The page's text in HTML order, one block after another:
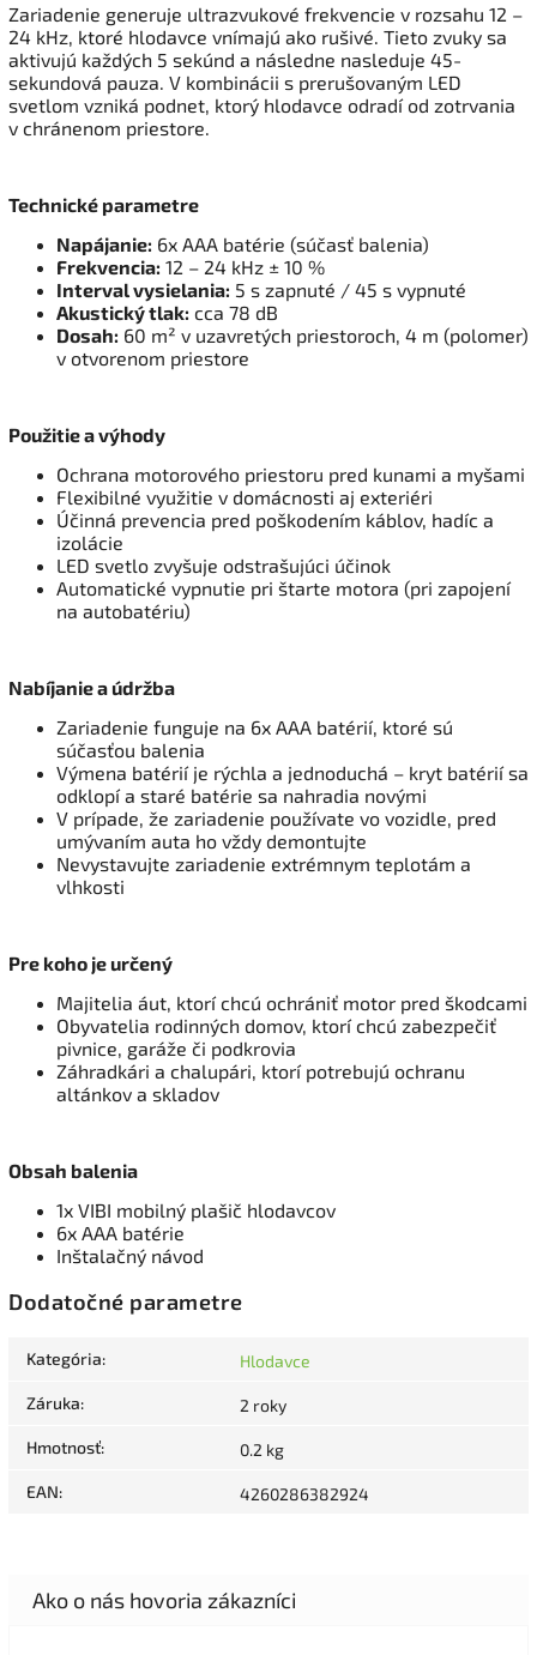
Zariadenie generuje ultrazvukové frekvencie v rozsahu 12 –
24 kHz, ktoré hlodavce vnímajú ako rušivé. Tieto zvuky sa
aktivujú každých 5 sekúnd a následne nasleduje 45-
sekundová pauza. V kombinácii s prerušovaným LED
svetlom vzniká podnet, ktorý hlodavce odradí od zotrvania
v chránenom priestore.
Technické parametre
Napájanie: 6x AAA batérie (súčasť balenia)
Frekvencia: 12 – 24 kHz ± 10 %
Interval vysielania: 5 s zapnuté / 45 s vypnuté
Akustický tlak: cca 78 dB
Dosah: 60 m² v uzavretých priestoroch, 4 m (polomer)
v otvorenom priestore
Použitie a výhody
Ochrana motorového priestoru pred kunami a myšami
Flexibilné využitie v domácnosti aj exteriéri
Účinná prevencia pred poškodením káblov, hadíc a
izolácie
LED svetlo zvyšuje odstrašujúci účinok
Automatické vypnutie pri štarte motora (pri zapojení
na autobatériu)
Nabíjanie a údržba
Zariadenie funguje na 6x AAA batérií, ktoré sú
súčasťou balenia
Výmena batérií je rýchla a jednoduchá – kryt batérií sa
odklopí a staré batérie sa nahradia novými
V prípade, že zariadenie používate vo vozidle, pred
umývaním auta ho vždy demontujte
Nevystavujte zariadenie extrémnym teplotám a
vlhkosti
Pre koho je určený
Majitelia áut, ktorí chcú ochrániť motor pred škodcami
Obyvatelia rodinných domov, ktorí chcú zabezpečiť
pivnice, garáže či podkrovia
Záhradkári a chalupári, ktorí potrebujú ochranu
altánkov a skladov
Obsah balenia
1x VIBI mobilný plašič hlodavcov
6x AAA batérie
Inštalačný návod
Dodatočné parametre
Kategória: Hlodavce
Záruka: 2 roky
Hmotnosť: 0.2 kg
EAN: 4260286382924